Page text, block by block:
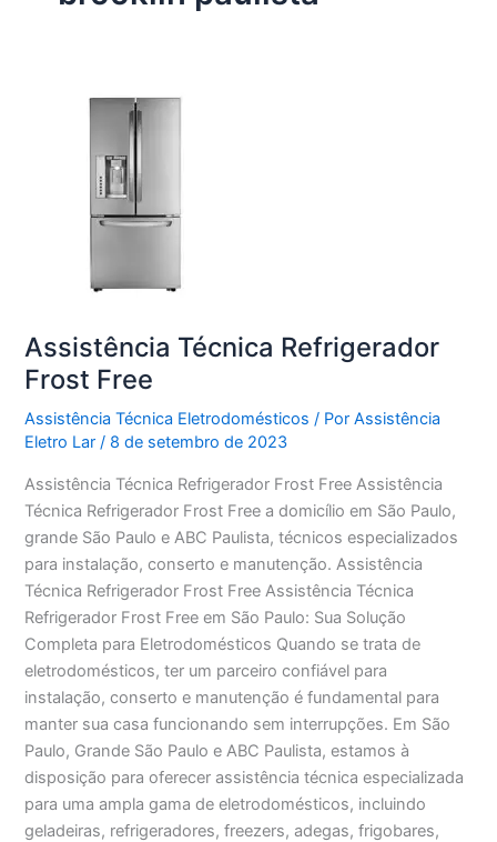
Assistência Técnica Refrigerador
Frost Free
Assistência Técnica Eletrodomésticos / PorAssistência
Eletro Lar/ 8 de setembro de 2023
Assistência Técnica Refrigerador Frost Free Assistência
Técnica Refrigerador Frost Free a domicílio em São Paulo,
grande São Paulo e ABC Paulista, técnicos especializados
para instalação, conserto e manutenção. Assistência
Técnica Refrigerador Frost Free Assistência Técnica
Refrigerador Frost Free em São Paulo: Sua Solução
Completa para Eletrodomésticos Quando se trata de
eletrodomésticos, ter um parceiro confiável para
instalação, conserto e manutenção é fundamental para
manter sua casa funcionando sem interrupções. Em São
Paulo, Grande São Paulo e ABC Paulista, estamos à
disposição para oferecer assistência técnica especializada
para uma ampla gama de eletrodomésticos, incluindo
geladeiras, refrigeradores, freezers, adegas, frigobares,